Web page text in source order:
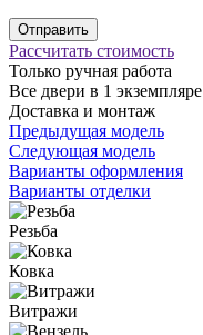
Рассчитать стоимость
Только ручная работа
Все двери в 1 экземпляре
Доставка и монтаж
Предыдущая модель
Следующая модель
Варианты оформления
Варианты отделки
Резьба
Ковка
Витражи